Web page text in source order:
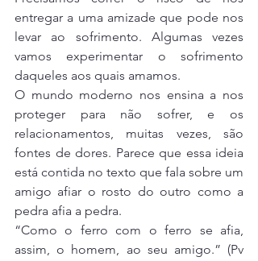
entregar a uma amizade que pode nos
levar ao sofrimento. Algumas vezes
vamos experimentar o sofrimento
daqueles aos quais amamos.
O mundo moderno nos ensina a nos
proteger para não sofrer, e os
relacionamentos, muitas vezes, são
fontes de dores. Parece que essa ideia
está contida no texto que fala sobre um
amigo afiar o rosto do outro como a
pedra afia a pedra.
“Como o ferro com o ferro se afia,
assim, o homem, ao seu amigo.” (Pv